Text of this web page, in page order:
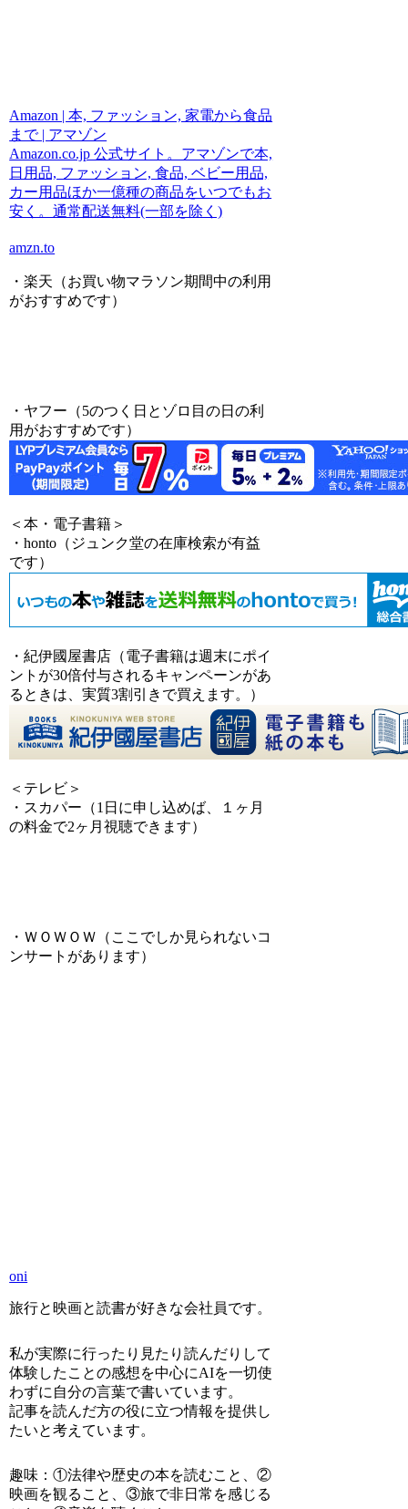
Amazon | 本, ファッション, 家電から食品
まで | アマゾン
Amazon.co.jp 公式サイト。アマゾンで本,
日用品, ファッション, 食品, ベビー用品,
カー用品ほか一億種の商品をいつでもお
安く。通常配送無料(一部を除く)
amzn.to
・楽天（お買い物マラソン期間中の利用
がおすすめです）
・ヤフー（5のつく日とゾロ目の日の利
用がおすすめです）
＜本・電子書籍＞
・honto（ジュンク堂の在庫検索が有益
です）
・紀伊國屋書店（電子書籍は週末にポイ
ントが30倍付与されるキャンペーンがあ
るときは、実質3割引きで買えます。）
＜テレビ＞
・スカパー（1日に申し込めば、１ヶ月
の料金で2ヶ月視聴できます）
・ＷＯＷＯＷ（ここでしか見られないコ
ンサートがあります）
oni
旅行と映画と読書が好きな会社員です。
私が実際に行ったり見たり読んだりして
体験したことの感想を中心にAIを一切使
わずに自分の言葉で書いています。
記事を読んだ方の役に立つ情報を提供し
たいと考えています。
趣味：①法律や歴史の本を読むこと、②
映画を観ること、③旅で非日常を感じる